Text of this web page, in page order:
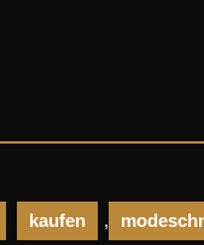
kaufen ,